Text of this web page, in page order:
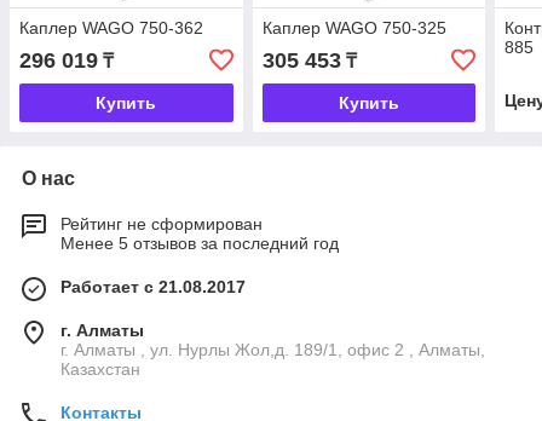
Каплер WAGO 750-362
296 019 ₸
Купить
Каплер WAGO 750-325
305 453₸
Купить
885
О нас
Рейтинг не сформирован
Менее 5 отзывов за последний год
Работает с 21.08.2017
г. Алматы
г. Алматы , ул. Нурлы Жол,д. 189/1, офис 2 , Алматы,
Казахстан
Контакты